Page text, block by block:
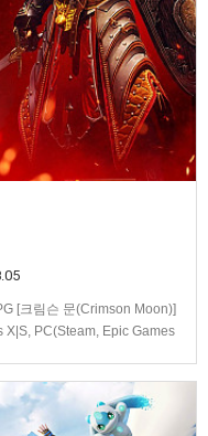
[크림슨 문(Crimson Moon)]
X|S, PC(Steam, Epic Games